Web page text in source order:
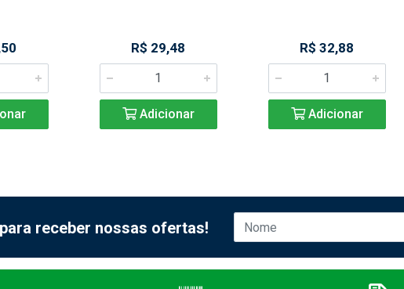
R$ 29,48
Adicionar
R$ 32,88
Adicionar
receber nossas ofertas!